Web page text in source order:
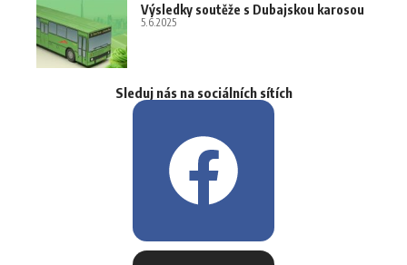
Výsledky soutěže s Dubajskou karosou
5.6.2025
Sleduj nás na sociálních sítích